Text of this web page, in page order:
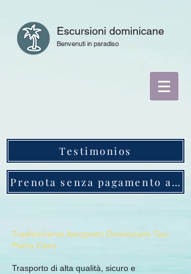
Escursioni dominicane
Benvenuti in paradiso
Testimonios
Prenota senza pagamento anticipato
Trasferimento Aeroporto Dominicano Taxi
Punta Cana
Trasporto di alta qualità, sicuro e